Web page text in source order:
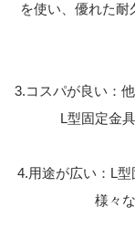
を使い、優れた
3.コスパが良い：
L型固定金
4.用途が広い：L
様々